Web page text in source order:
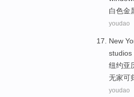
白色金
youdao
New
studios
纽约亚
无家可
youdao